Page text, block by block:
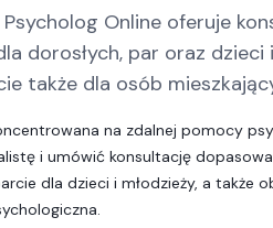
Online oferuje
dorosłych, par oraz dzieci
także dla osób
na zdalnej pomocy
i umówić konsultację
dla dzieci i młodzieży, a także